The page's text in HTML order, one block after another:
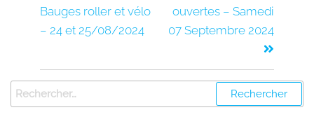
Bauges roller et vélo
– 24 et 25/08/2024
ouvertes – Samedi
07 Septembre 2024